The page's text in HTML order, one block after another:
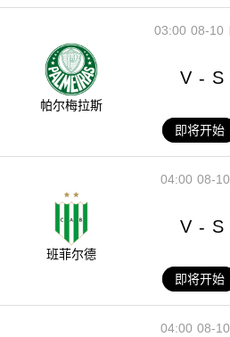
08-10
03:00
帕尔梅拉斯
V - S
即将开始
08-10
04:00
班菲尔德
V - S
即将开始
08-10
04:00